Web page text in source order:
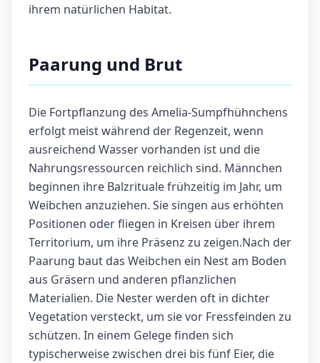
ihrem natürlichen Habitat.
Paarung und Brut
Die Fortpflanzung des Amelia-Sumpfhühnchens
erfolgt meist während der Regenzeit, wenn
ausreichend Wasser vorhanden ist und die
Nahrungsressourcen reichlich sind. Männchen
beginnen ihre Balzrituale frühzeitig im Jahr, um
Weibchen anzuziehen. Sie singen aus erhöhten
Positionen oder fliegen in Kreisen über ihrem
Territorium, um ihre Präsenz zu zeigen.Nach der
Paarung baut das Weibchen ein Nest am Boden
aus Gräsern und anderen pflanzlichen
Materialien. Die Nester werden oft in dichter
Vegetation versteckt, um sie vor Fressfeinden zu
schützen. In einem Gelege finden sich
typischerweise zwischen drei bis fünf Eier, die